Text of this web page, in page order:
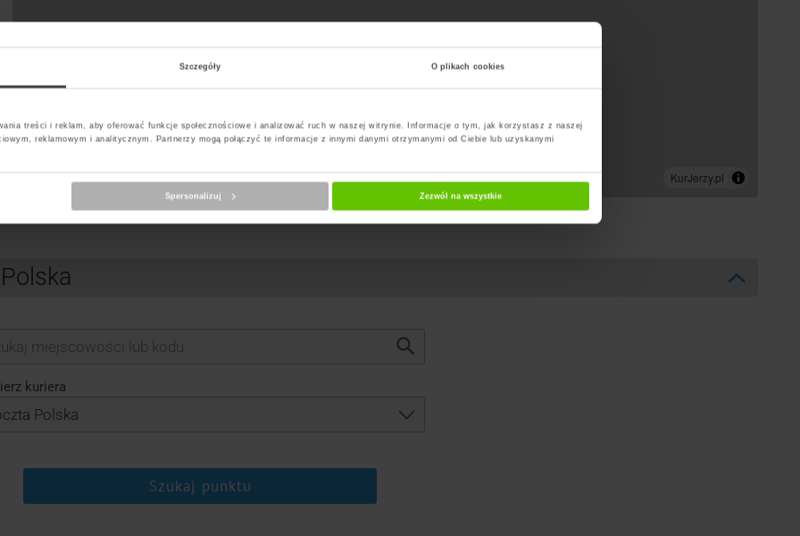
Szczegóły O plikach cookies
treści i reklam, aby oferować funkcje społecznościowe i analizować ruch w naszej witrynie. Informacje o tym, jak korzystasz z naszej
reklamowym i analitycznym. Partnerzy mogą połączyć te informacje z innymi danymi otrzymanymi od Ciebie lub uzyskanymi
Spersonalizuj Zezwól na wszystkie
kuriera
Szukaj punktu